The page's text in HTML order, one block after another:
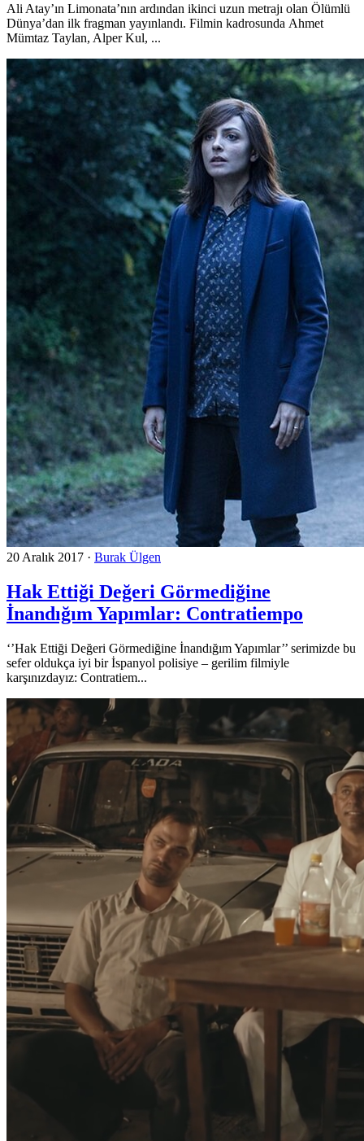
Ali Atay’ın Limonata’nın ardından ikinci uzun metrajı olan Ölümlü
Dünya’dan ilk fragman yayınlandı. Filmin kadrosunda Ahmet
Mümtaz Taylan, Alper Kul, ...
20 Aralık 2017 · Burak Ülgen
Hak Ettiği Değeri Görmediğine
İnandığım Yapımlar: Contratiempo
‘’Hak Ettiği Değeri Görmediğine İnandığım Yapımlar’’ serimizde bu
sefer oldukça iyi bir İspanyol polisiye – gerilim filmiyle
karşınızdayız: Contratiem...